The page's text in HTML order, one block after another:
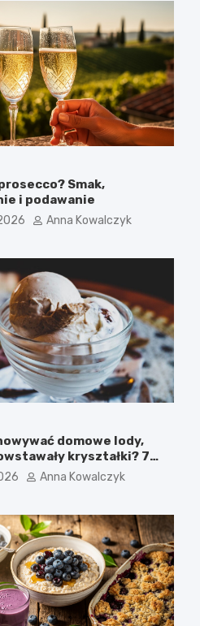
Smak,
i podawanie
Anna Kowalczyk
domowe lody,
kryształki? 7
zasad.
Anna Kowalczyk